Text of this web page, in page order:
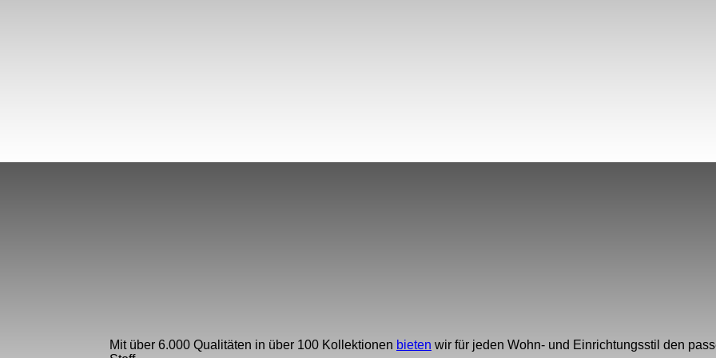
Mit über 6.000 Qualitäten in über 100 Kollektionen bieten wir für jeden Wohn- und Einrichtungsstil den